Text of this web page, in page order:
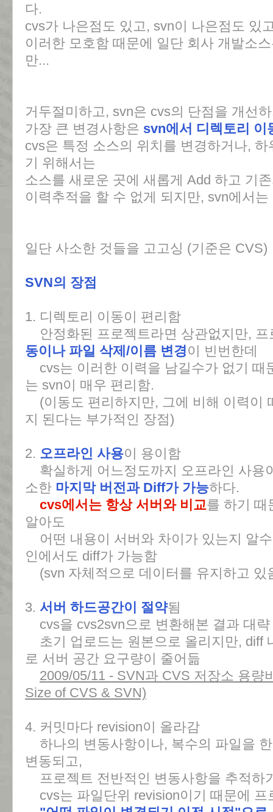
다.
cvs가 나은점도 있고, svn이 나은점도 있
이러한 모호함 때문에 일단 회사 개발소
만...
거두절미하고, svn은 cvs의 단점을 개선
가장 큰 변경사항은 svn에서 디렉토리 이
cvs은 특정 소스의 위치를 변경하거나,
기 위해서는
소스를 새로운 곳에 새롭게 Add 하고 기
이력추적을 할 수 없게 되지만, svn에서
일단 사소한 것들을 고고싱 (기준은 CVS)
SVN의 장점
1. 디렉토리 이동이 편리함
안정화된 프로젝트라면 상관없지만,
동이나 파일 삭제/이름 변경이 빈번한데
cvs는 이러한 이력을 남길수가 없기 때
는 svn이 매우 편리함.
(이동도 편리하지만, 그에 비해 이력이
지 된다는 부가적인 장점)
2. 오프라인 사용이 용이함
확실하게 어느정도까지 오프라인 사용
소한 마지막 버전과 Diff가 가능하다.
cvs에서는 항상 서버와 비교를 하기 때
알아도
어떤 내용이 서버와 차이가 있는지 알
인에서도 diff가 가능함
(svn 자체적으로 데이터를 유지하고 있
3. 서버 하드공간이 절약됨
cvs을 cvs2svn으로 변환해본 결과 대
초기 업로드는 원본으로 올리지만, diff
로 서버 공간 요구량이 줄어듦
2009/05/11 - SVN과 CVS 저장소 용량
Size of CVS & SVN)
4. 커밋마다 revision이 올라감
하나의 변동사항이나, 복수의 파일을
변동되고,
프로젝트 전반적인 변동사항을 추적하
cvs는 파일단위 revision이기 때문에 프